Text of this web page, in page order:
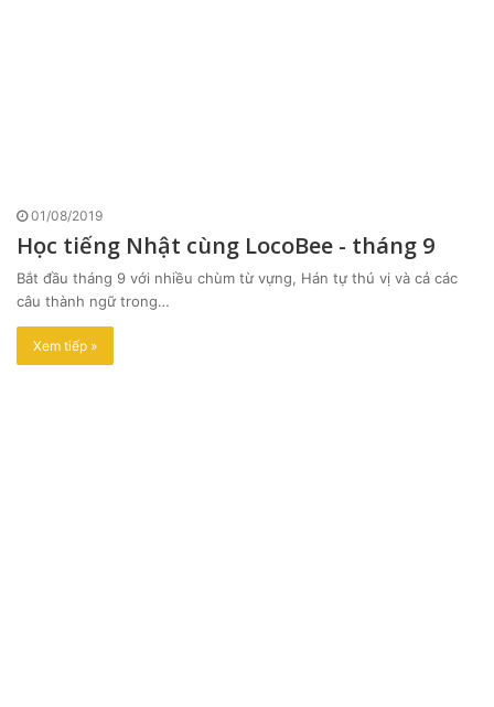
01/08/2019
Học tiếng Nhật cùng LocoBee - tháng 9
Bắt đầu tháng 9 với nhiều chùm từ vựng, Hán tự thú vị và cả các
câu thành ngữ trong…
Xem tiếp »